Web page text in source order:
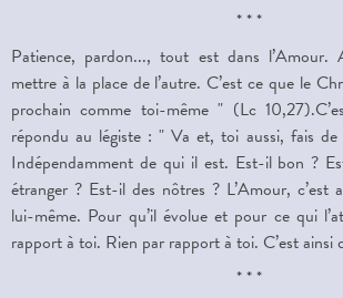
* * *
Patience, pardon..., tout est dans l’Amour.
mettre à la place de l’autre. C’est ce que le
prochain comme toi-même " (Lc
répondu au légiste : " Va et, toi aussi, fais
Indépendamment de qui il est. Est-il bon ?
étranger ? Est-il des nôtres ? L’Amour, c’est
lui-même. Pour qu’il évolue et pour ce qui
rapport à toi. Rien par rapport à toi. C’est ainsi
* * *